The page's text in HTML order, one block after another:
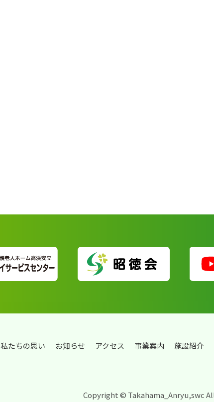
私たちの思い お知らせ アクセス 事業案内 施設紹介
Copyright © Takahama_Anryu,swc